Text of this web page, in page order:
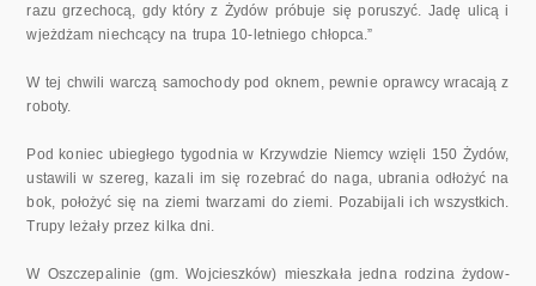
razu grzechocą, gdy który z Żydów próbuje się poruszyć. Jadę ulicą i
wjeżdżam niechcą­cy na trupa 10-letniego chłopca.”
W tej chwili warczą samochody pod oknem, pewnie oprawcy wracają z
roboty.
Pod koniec ubiegłego tygodnia w Krzywdzie Niemcy wzięli 150 Ży­dów,
ustawili w szereg, kazali im się rozebrać do naga, ubrania odłożyć na
bok, położyć się na ziemi twarzami do ziemi. Pozabijali ich wszystkich.
Trupy leżały przez kilka dni.
W Oszczepalinie (gm. Wojcieszków) mieszkała jedna rodzina żydow­